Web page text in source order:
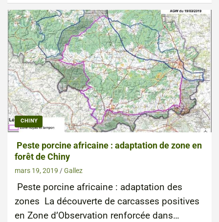
CHINY
Peste porcine africaine : adaptation de zone en
forêt de Chiny
mars 19, 2019 Gallez
Peste porcine africaine : adaptation des
zones La découverte de carcasses positives
en Zone d’Observation renforcée dans…